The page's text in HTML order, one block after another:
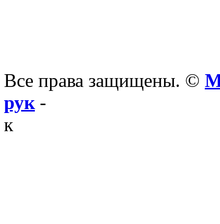
Все права защищены. ©
рук-
к